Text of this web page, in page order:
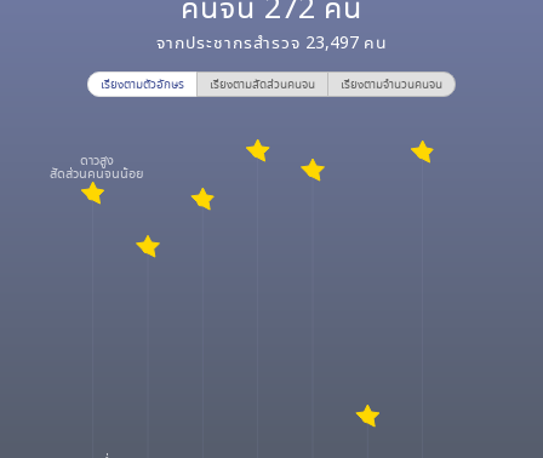
จากประชากรสำรวจ 23,497 คน
เรียงตามตัวอักษร เรียงตามสัดส่วนคนจน เรียงตามจำนวนคนจน
ดาวสูง
สัดส่วนคนจนน้อย